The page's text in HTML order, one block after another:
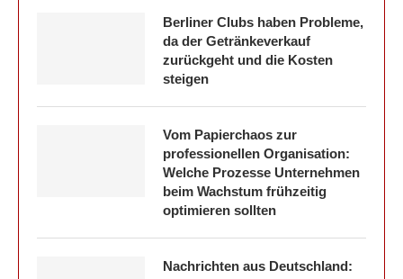
Berliner Clubs haben Probleme,
da der Getränkeverkauf
zurückgeht und die Kosten
steigen
Vom Papierchaos zur
professionellen Organisation:
Welche Prozesse Unternehmen
beim Wachstum frühzeitig
optimieren sollten
Nachrichten aus Deutschland: